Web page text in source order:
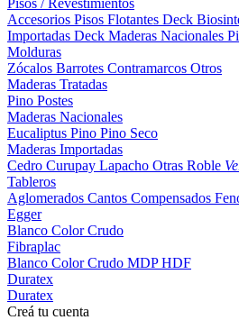
Pisos / Revestimientos
Accesorios Pisos Flotantes Deck
Importadas Deck Maderas Nacionales
Molduras
Zócalos Barrotes Contramarcos Otros
Maderas Tratadas
Pino Postes
Maderas Nacionales
Eucaliptus Pino Pino Seco
Maderas Importadas
Cedro Curupay Lapacho Otras Roble
Tableros
Aglomerados Cantos Compensados
Egger
Blanco ColorCrudo
Fibraplac
Blanco ColorCrudo MDPHDF
Duratex
Duratex
Creá tu cuenta